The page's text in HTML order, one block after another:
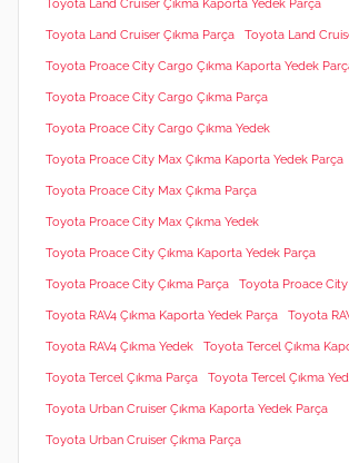
Toyota Land Cruiser Çıkma Kaporta Yedek Parça
Toyota Land Cruiser Çıkma Parça Toyota Land
Toyota Proace City Cargo Çıkma Kaporta Yedek
Toyota Proace City Cargo Çıkma Parça
Toyota Proace City Cargo Çıkma Yedek
Toyota Proace City Max Çıkma Kaporta Yedek Parça
Toyota Proace City Max Çıkma Parça
Toyota Proace City Max Çıkma Yedek
Toyota Proace City Çıkma Kaporta Yedek Parça
Toyota Proace City Çıkma Parça Toyota Proace City
Toyota RAV4 Çıkma Kaporta Yedek Parça Toyota
Toyota RAV4 Çıkma Yedek Toyota Tercel Çıkma
Toyota Tercel Çıkma Parça Toyota Tercel Çıkma
Toyota Urban Cruiser Çıkma Kaporta Yedek Parça
Toyota Urban Cruiser Çıkma Parça